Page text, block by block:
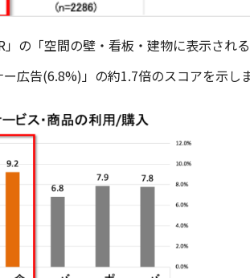
の「空間の壁・看板・建物に表示され
広告(6.8%)」の約1.7倍のスコアを示し